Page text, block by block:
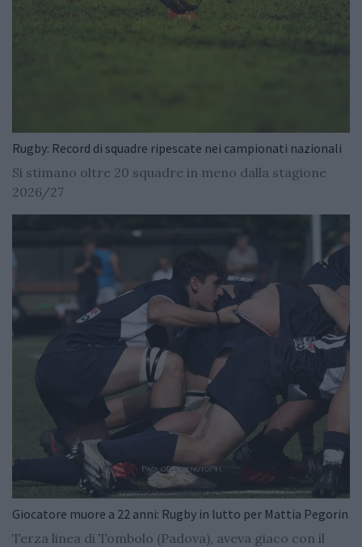
Rugby: Record di squadre ripescate nei campionati nazionali
Si stimano oltre 20 squadre in meno dalla stagione
2026/27
Giocatore muore a 22 anni: Rugby in lutto per Mattia Pegorin
Terza linea di Tombolo (Padova), aveva giaco con il